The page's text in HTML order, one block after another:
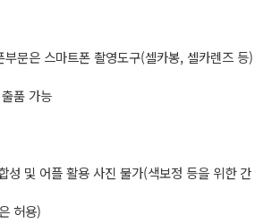
부문은 스마트폰 촬영도구(셀카봉, 셀카렌즈 등)
품 가능
성 및 어플 활용 사진 불가(색보정 등을 위한 간
허용)